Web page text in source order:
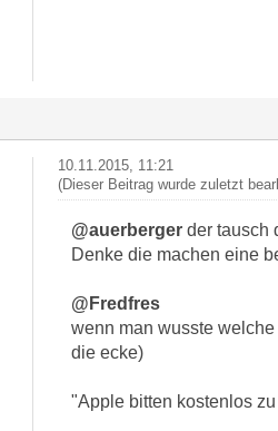
10.11.2015, 11:21
(Dieser Beitrag wurde zuletzt
@auerberger der tausch
Denke die machen eine
@Fredfres
wenn man wusste
die ecke)
"Apple bitten kostenlos